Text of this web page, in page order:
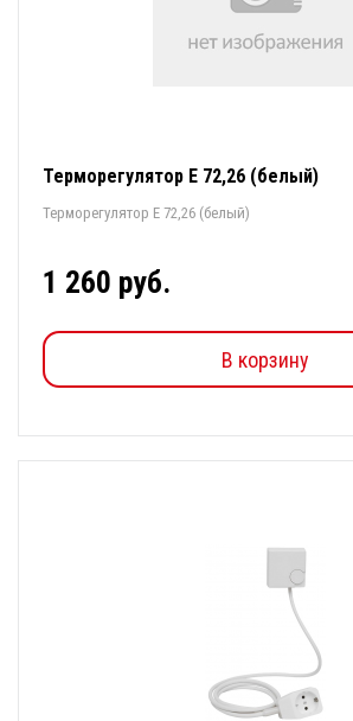
Терморегулятор E 72,26 (белый)
Терморегулятор E 72,26 (белый)
1 260 руб.
В корзину